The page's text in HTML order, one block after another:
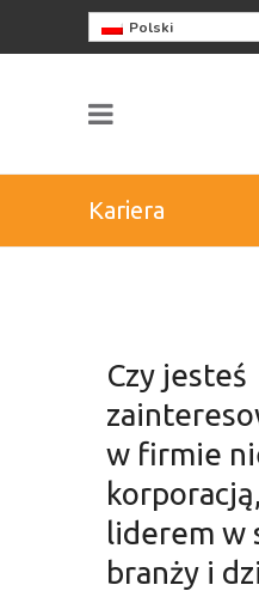
Polski
Kariera
Czy jesteś
w firmie
liderem w
branży i